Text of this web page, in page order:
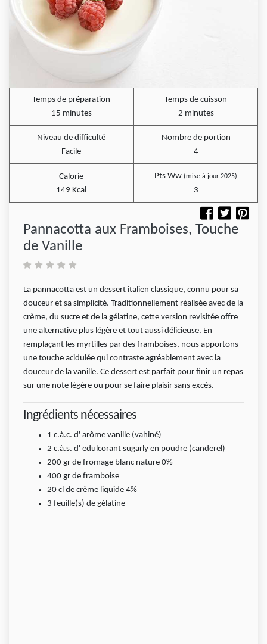
Temps de préparation
15 minutes
Temps de cuisson
2 minutes
Niveau de difficulté
Facile
Nombre de portion
4
Calorie
149 Kcal
Pts Ww (mise à jour 2025)
3
Pannacotta aux Framboises, Touche
de Vanille
La pannacotta est un dessert italien classique, connu pour sa
douceur et sa simplicité. Traditionnellement réalisée avec de la
crème, du sucre et de la gélatine, cette version revisitée offre
une alternative plus légère et tout aussi délicieuse. En
remplaçant les myrtilles par des framboises, nous apportons
une touche acidulée qui contraste agréablement avec la
douceur de la vanille. Ce dessert est parfait pour finir un repas
sur une note légère ou pour se faire plaisir sans excès.
Ingrédients nécessaires
1 c.à.c. d' arôme vanille (vahiné)
2 c.à.s. d' edulcorant sugarly en poudre (canderel)
200 gr de fromage blanc nature 0%
400 gr de framboise
20 cl de crème liquide 4%
3 feuille(s) de gélatine